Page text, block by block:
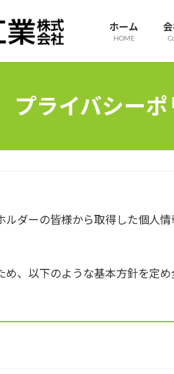
ホーム
HOME
プライバシーポ
ダーの皆様から取得した個人
、以下のような基本方針を定